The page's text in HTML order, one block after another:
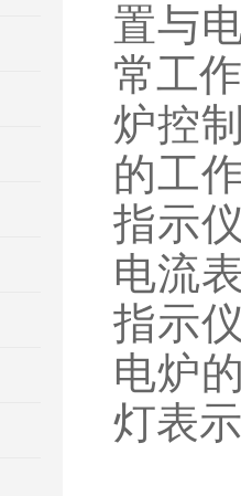
置与
常工
炉控
的工
指示
电流
指示
电炉
灯表